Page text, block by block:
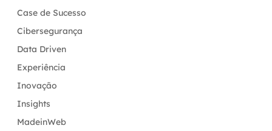
Case de Sucesso
Cibersegurança
Data Driven
Experiência
Inovação
Insights
MadeinWeb